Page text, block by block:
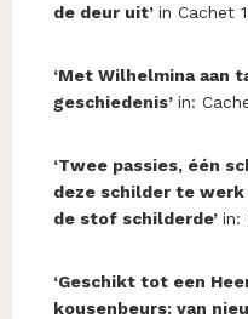
de deur uit’ in Cachet
‘Met Wilhelmina aan
geschiedenis’ in:
‘Twee passies, één
deze schilder te
de stof schilderde’ in:
‘Geschikt tot een
kousenbeurs: van